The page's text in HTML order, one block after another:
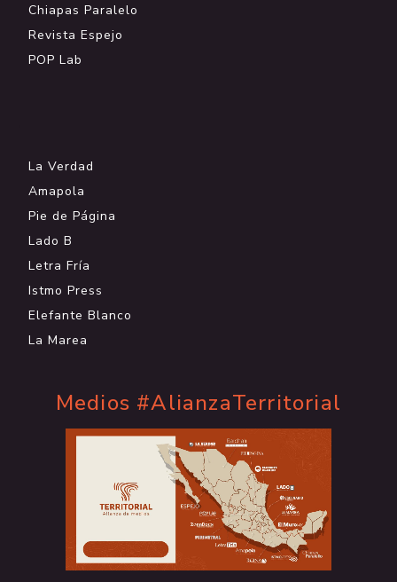
Chiapas Paralelo
Revista Espejo
POP Lab
La Verdad
Amapola
Pie de Página
Lado B
Letra Fría
Istmo Press
Elefante Blanco
La Marea
Medios #AlianzaTerritorial